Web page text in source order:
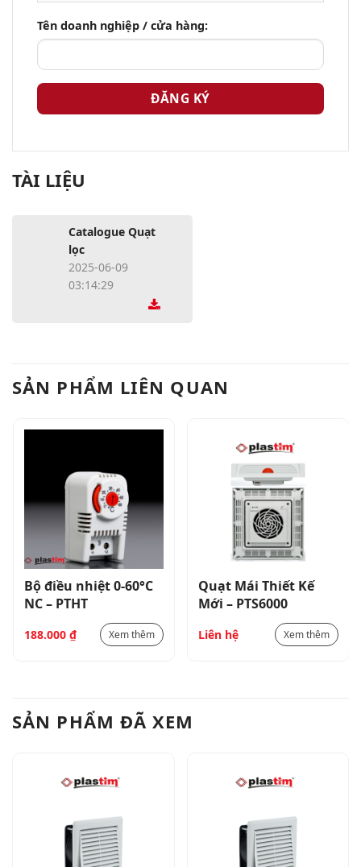
Tên doanh nghiệp / cửa hàng:
TÀI LIỆU
Catalogue Quạt
lọc
2025-06-09
03:14:29
SẢN PHẨM LIÊN QUAN
Bộ điều nhiệt 0-60°C
NC – PTHT
188.000 ₫ Xem thêm
Quạt Mái Thiết Kế
Mới – PTS6000
Liên hệ Xem thêm
SẢN PHẨM ĐÃ XEM